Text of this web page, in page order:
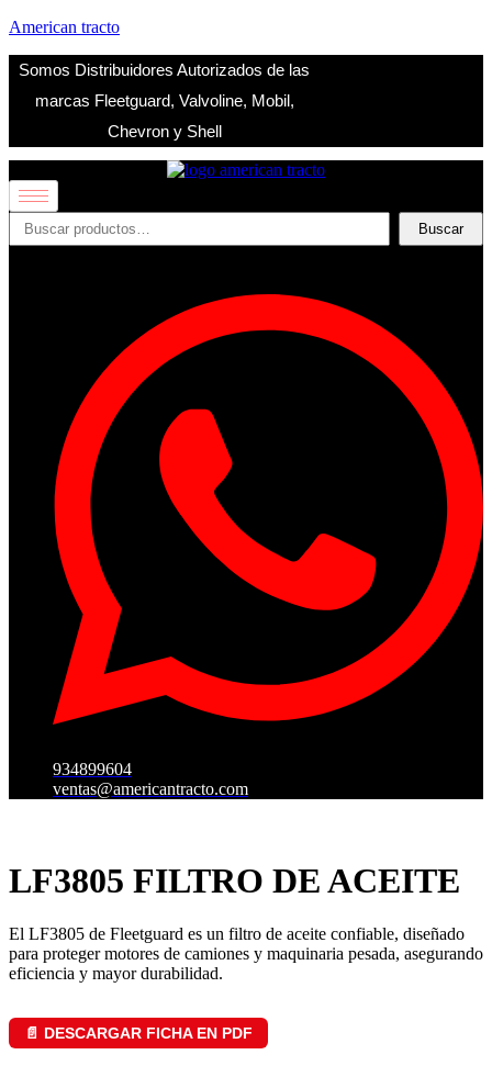
American tracto
Somos Distribuidores Autorizados de las
marcas Fleetguard, Valvoline, Mobil,
Chevron y Shell
Buscar
Buscar
934899604
ventas@americantracto.com
LF3805 FILTRO DE ACEITE
El LF3805 de Fleetguard es un filtro de aceite confiable, diseñado
para proteger motores de camiones y maquinaria pesada, asegurando
eficiencia y mayor durabilidad.
📄 DESCARGAR FICHA EN PDF